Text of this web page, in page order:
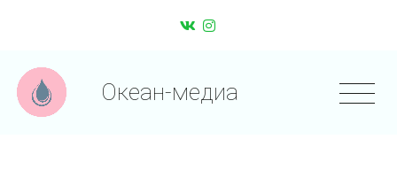
Океан-медиа